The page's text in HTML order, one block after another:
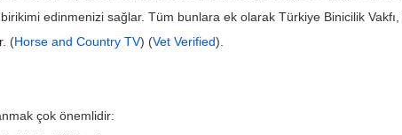
edinmenizi sağlar. Tüm bunlara ek olarak Türkiye Binicilik
(Horse and Country TV) (Vet Verified).
çok önemlidir: